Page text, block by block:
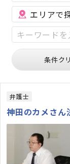
エリアで
条件ク
弁護士
神田のカメさん